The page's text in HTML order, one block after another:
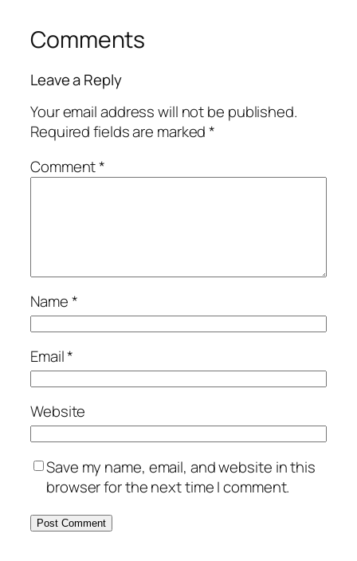
Comments
Leave a Reply
Your email address will not be published.
Required fields are marked*
Comment*
Name*
Email*
Website
Save my name, email, and website in this
browser for the next time I comment.